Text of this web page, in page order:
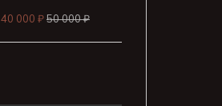
40 000 ₽50 000 ₽